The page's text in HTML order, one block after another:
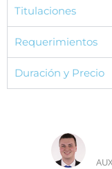
Titulaciones
Requerimientos
Duración y Precio